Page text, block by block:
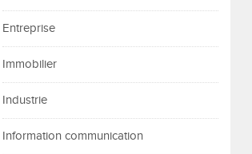
Entreprise
Immobilier
Industrie
Information communication